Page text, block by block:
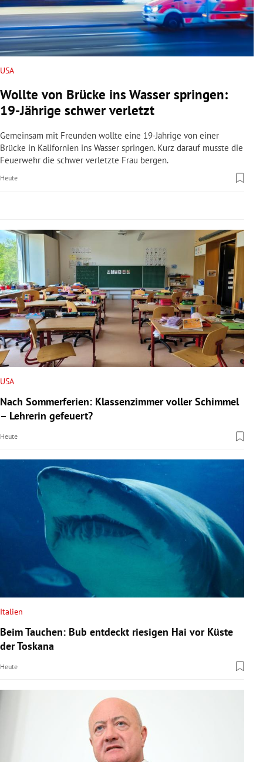
Untermenü
Untermenü
Untermenü
Untermenü
Untermenü
Untermenü
Untermenü
USA
Wollte von Brücke ins Wasser springen:
19-Jährige schwer verletzt
Gemeinsam mit Freunden wollte eine 19-Jährige von einer
Brücke in Kalifornien ins Wasser springen. Kurz darauf musste die
Feuerwehr die schwer verletzte Frau bergen.
Heute
USA
Nach Sommerferien: Klassenzimmer voller Schimmel
– Lehrerin gefeuert?
Heute
Italien
Beim Tauchen: Bub entdeckt riesigen Hai vor Küste
der Toskana
Heute